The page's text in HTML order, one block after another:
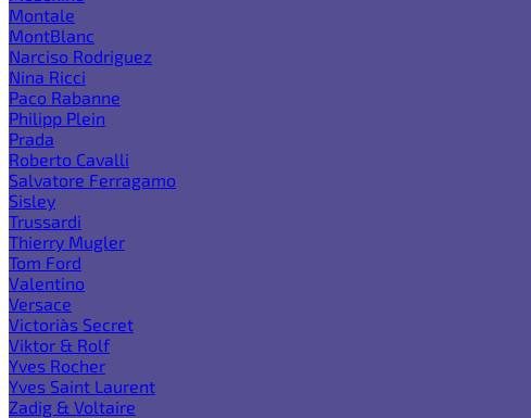
Montale
MontBlanc
Narciso Rodriguez
Nina Ricci
Paco Rabanne
Philipp Plein
Prada
Roberto Cavalli
Salvatore Ferragamo
Sisley
Trussardi
Thierry Mugler
Tom Ford
Valentino
Versace
Victoria`s Secret
Viktor & Rolf
Yves Rocher
Yves Saint Laurent
Zadig & Voltaire